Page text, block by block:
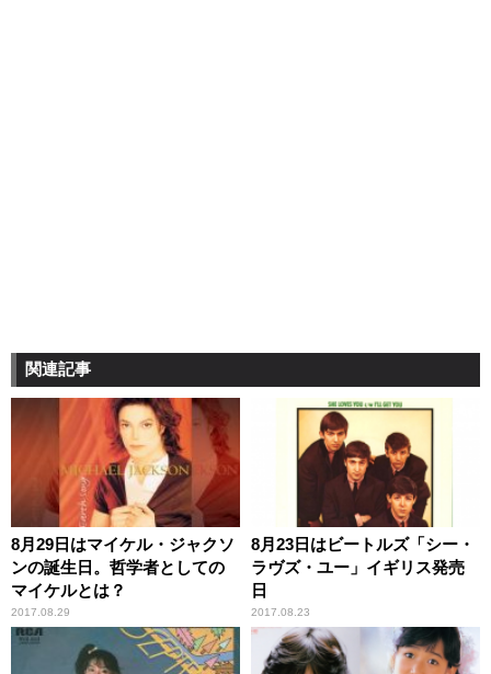
関連記事
8月29日はマイケル・ジャクソ
ンの誕生日。哲学者としての
マイケルとは？
2017.08.29
8月23日はビートルズ「シー・
ラヴズ・ユー」イギリス発売
日
2017.08.23